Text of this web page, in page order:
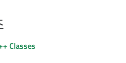
Classes